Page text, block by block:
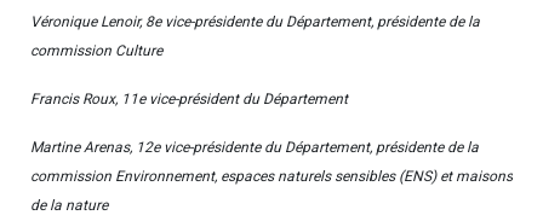
Véronique Lenoir, 8e vice-présidente du Département, présidente de la
commission Culture
Francis Roux, 11e vice-président du Département
Martine Arenas, 12e vice-présidente du Département, présidente de la
commission Environnement, espaces naturels sensibles (ENS) et maisons
de la nature